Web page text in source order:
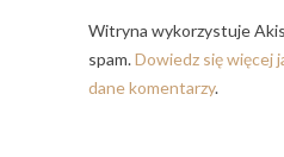
Witryna wykorzystuje
spam.Dowiedz się więcej
dane komentarzy.